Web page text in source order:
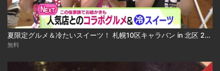
夏限定グルメ＆冷たいスイーツ！ 札幌10区キャラバン in 北区 2026-08-04
無料